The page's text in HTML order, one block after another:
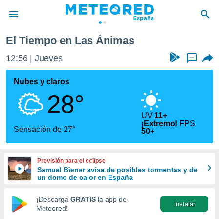
de
por
que se
calidad.
a este
las
y
forma
digital
basada
El Tiempo en Las Ánimas
12:56 Jueves ...
Nubes y claros
28°
Sensación de 27°
UV 11+
¡Extremo! FPS
50+
Previsión para el eclipse
Samuel Biener avisa de posibles tormentas y de
un domo de calor en España
¡Descarga GRATIS la app de
Meteored!
Instalar